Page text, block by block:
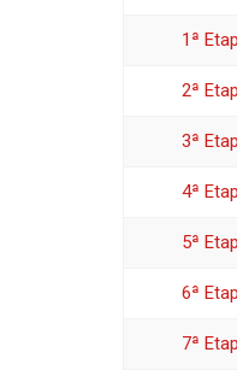
1ª
2ª
3ª
4ª
5ª
6ª
7ª